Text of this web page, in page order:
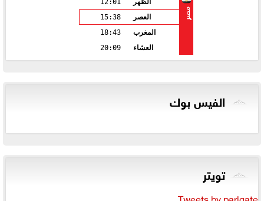
مصر
الظهر
12:01
العصر
15:38
المغرب
18:43
العشاء
20:09
الفيس بوك
تويتر